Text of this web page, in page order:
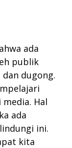
ada
publik
dugong.
Hal
ada
ini.
kita